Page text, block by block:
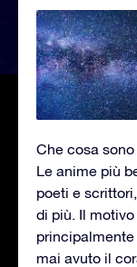
Che cosa
Le anime più
poeti e
di più. Il
mai avuto il